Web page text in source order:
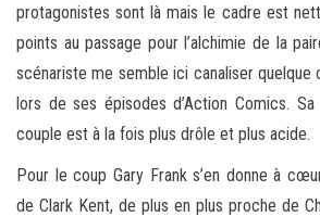
protagonistes sont là mais le cadre est
points au passage pour l’alchimie de la
scénariste me semble ici canaliser quelque
lors de ses épisodes d’Action Comics.
couple est à la fois plus drôle et plus acide.
Pour le coup Gary Frank s’en donne à
de Clark Kent, de plus en plus proche de